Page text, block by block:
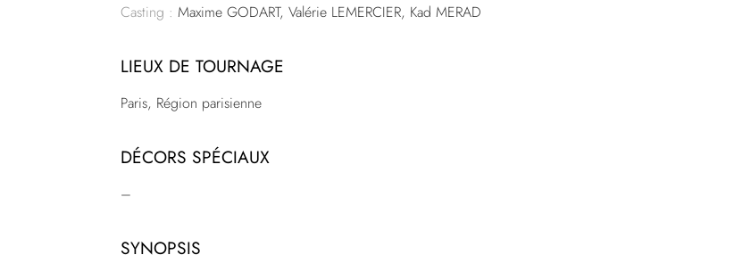
Casting : Maxime GODART, Valérie LEMERCIER, Kad MERAD
LIEUX DE TOURNAGE
Paris, Région parisienne
DÉCORS SPÉCIAUX
–
SYNOPSIS